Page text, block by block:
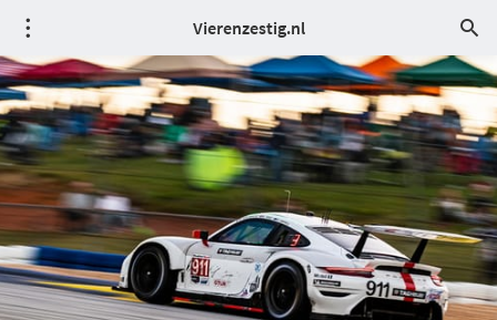
Vierenzestig.nl